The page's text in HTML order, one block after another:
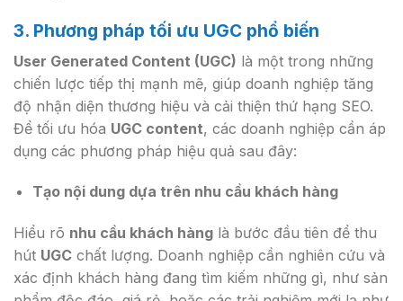
3. Phương pháp tối ưu UGC phổ biến
User Generated Content (UGC) là một trong những
chiến lược tiếp thị mạnh mẽ, giúp doanh nghiệp tăng
độ nhận diện thương hiệu và cải thiện thứ hạng SEO.
Để tối ưu hóa UGC content, các doanh nghiệp cần áp
dụng các phương pháp hiệu quả sau đây:
Tạo nội dung dựa trên nhu cầu khách hàng
Hiểu rõ nhu cầu khách hàng là bước đầu tiên để thu
hút UGC chất lượng. Doanh nghiệp cần nghiên cứu và
xác định khách hàng đang tìm kiếm những gì, như sản